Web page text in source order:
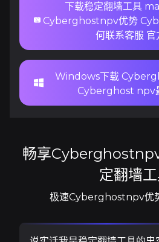
下载稳定翻墙工具
Cyberghostnpv优势
何联系客服 官
Windows下载
Cyberghost npv
畅享
定翻墙
极速Cyberghostnpv优